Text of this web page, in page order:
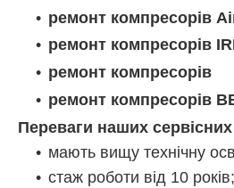
ремонт компресорів
ремонт компресорів
ремонт компресорів
ремонт компресорів
Переваги наших сервісних
мають вищу технічну
стаж роботи від 10 років;